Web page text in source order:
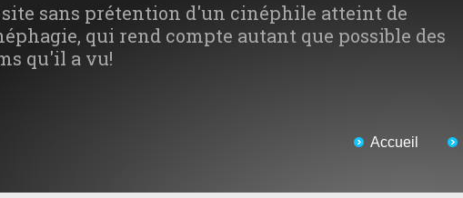
site sans prétention d'un cinéphile atteint de
qui rend compte autant que possible des
qu'il a vu!
Accueil